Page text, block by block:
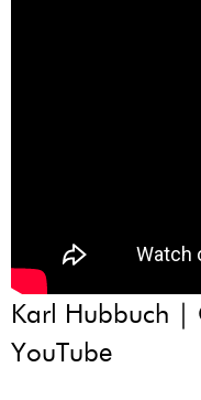
Karl Hubbuch
YouTube